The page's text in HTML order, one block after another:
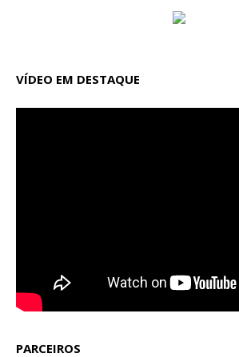
VÍDEO EM DESTAQUE
PARCEIROS